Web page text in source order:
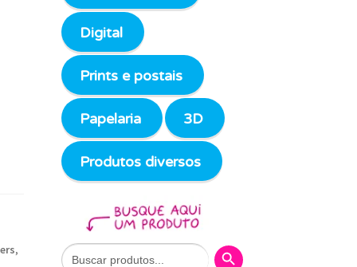
,
Digital
Prints e postais
Papelaria 3D
Produtos diversos
Search
for:
Search Button